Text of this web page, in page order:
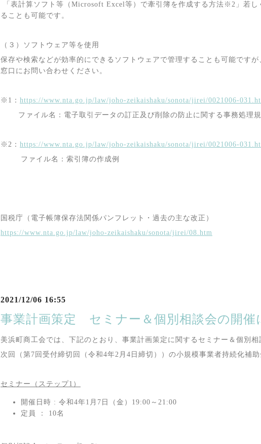
「表計算ソフト等（ Microsoft Excel等）で牽引簿を作成する方法※ 2 」若
ることも可能です。
（３）ソフトウェア等を使用
保存や検索などが効率的にできるソフトウェアで管理することも可能です
窓口にお問い合わせください。
※ 1 ： https://www.nta.go.jp/law/joho-zeikaishaku/sonota/jirei/0021006-
ファイル名：電子取引データの訂正及び削除の防止に関する事務処理規
※ 2 ： https://www.nta.go.jp/law/joho-zeikaishaku/sonota/jirei/0021006-
ファイル名：索引簿の作成例
国税庁（電子帳簿保存法関係パンフレット・過去の主な改正）
https://www.nta.go.jp/law/joho-zeikaishaku/sonota/jirei/08.htm
2021/12/06 16:55
事業計画策定 セミナー＆個別相談会の開催
美浜町商工会では、下記のとおり、事業計画策定に関するセミナー＆個別相
次回（第7回受付締切回（令和4年2月4日締切））の小規模事業者持続化補
セミナー（ステップ1）
開催日時 : 令和4年1月7日（金）19:00～21:00
定員 ： 10名